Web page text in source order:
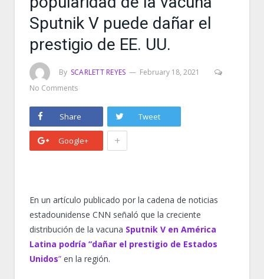
Sputnik V puede dañar el
prestigio de EE. UU.
By SCARLETT REYES
February 18, 2021
No Comments
Share Tweet
Google+ +
En un artículo publicado por la cadena de noticias
estadounidense CNN señaló que la creciente
distribución de la vacuna Sputnik V en América
Latina podría “dañar el prestigio de Estados
Unidos” en la región.